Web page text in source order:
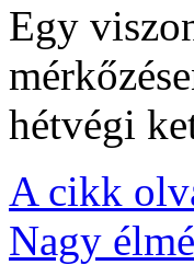
Egy
hétvégi
A cikk
Nagy